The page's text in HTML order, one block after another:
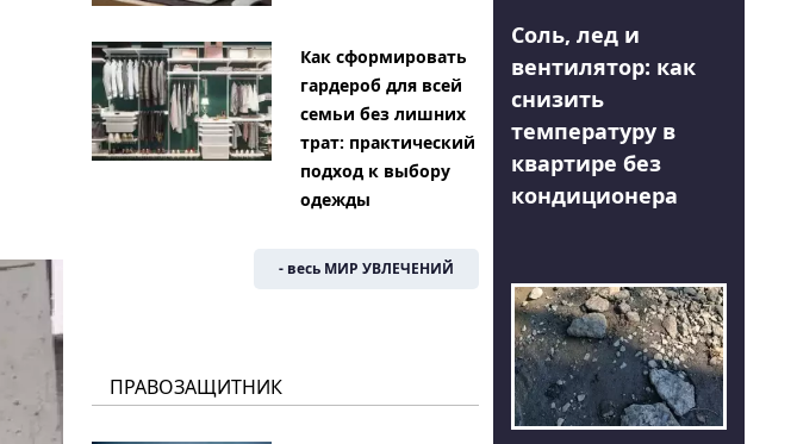
Как сформировать
гардероб для всей
семьи без лишних
трат: практический
подход к выбору
одежды
- весь МИР УВЛЕЧЕНИЙ
ПРАВОЗАЩИТНИК
Соль, лед и
вентилятор: как
снизить
температуру в
квартире без
кондиционера